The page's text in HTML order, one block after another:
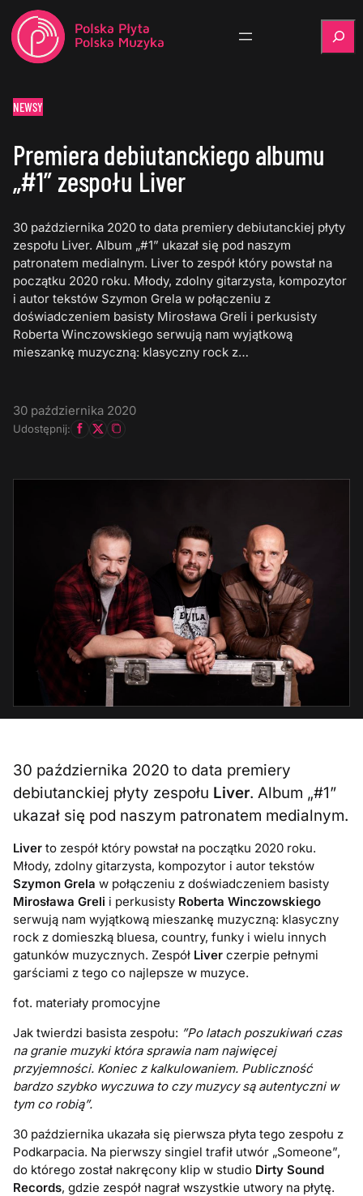
NEWSY
Premiera debiutanckiego albumu
„#1” zespołu Liver
30 października 2020 to data premiery debiutanckiej płyty
zespołu Liver. Album „#1” ukazał się pod naszym
patronatem medialnym. Liver to zespół który powstał na
początku 2020 roku. Młody, zdolny gitarzysta, kompozytor
i autor tekstów Szymon Grela w połączeniu z
doświadczeniem basisty Mirosława Greli i perkusisty
Roberta Winczowskiego serwują nam wyjątkową
mieszankę muzyczną: klasyczny rock z…
30 października 2020
Udostępnij:
30 października 2020 to data premiery
debiutanckiej płyty zespołu Liver. Album „#1”
ukazał się pod naszym patronatem medialnym.
Liver to zespół który powstał na początku 2020 roku.
Młody, zdolny gitarzysta, kompozytor i autor tekstów
Szymon Grela w połączeniu z doświadczeniem basisty
Mirosława Greli i perkusisty Roberta Winczowskiego
serwują nam wyjątkową mieszankę muzyczną: klasyczny
rock z domieszką bluesa, country, funky i wielu innych
gatunków muzycznych. Zespół Liver czerpie pełnymi
garściami z tego co najlepsze w muzyce.
fot. materiały promocyjne
Jak twierdzi basista zespołu: ”Po latach poszukiwań czas
na granie muzyki która sprawia nam najwięcej
przyjemności. Koniec z kalkulowaniem. Publiczność
bardzo szybko wyczuwa to czy muzycy są autentyczni w
tym co robią”.
30 października ukazała się pierwsza płyta tego zespołu z
Podkarpacia. Na pierwszy singiel trafił utwór „Someone”,
do którego został nakręcony klip w studio Dirty Sound
Records, gdzie zespół nagrał wszystkie utwory na płytę.